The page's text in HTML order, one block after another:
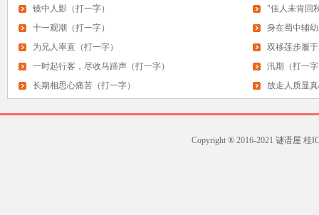
镜中人影（打一字）
"佳人未肯回
十一观潮（打一字）
身在蜀中辅
为兄人率直（打一字）
双移莲步履
一时起行客，尽收马蹄声（打一字）
汛期（打一
长期相思心痛苦（打一字）
放走人质显
Copyright ® 2016-2021 谜语屋 桂